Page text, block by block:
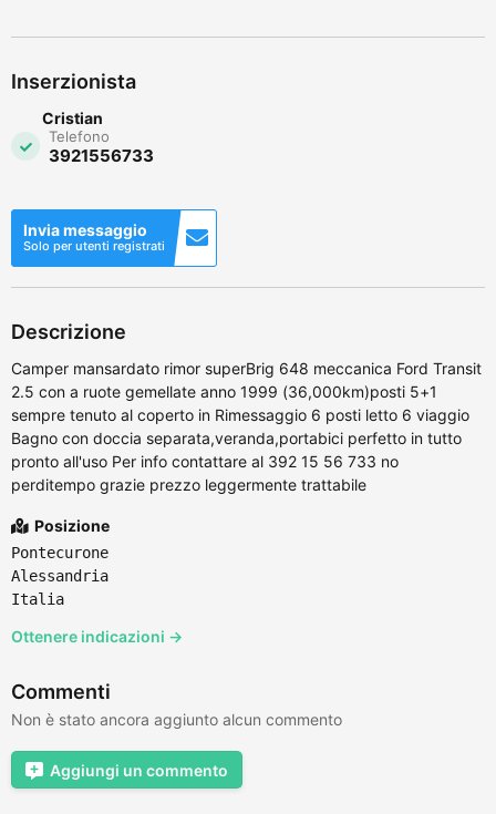
Inserzionista
Cristian
Telefono
3921556733
Invia messaggio
Solo per utenti registrati
Descrizione
Camper mansardato rimor superBrig 648 meccanica Ford Transit
2.5 con a ruote gemellate anno 1999 (36,000km)posti 5+1
sempre tenuto al coperto in Rimessaggio 6 posti letto 6 viaggio
Bagno con doccia separata,veranda,portabici perfetto in tutto
pronto all'uso Per info contattare al 392 15 56 733 no
perditempo grazie prezzo leggermente trattabile
Posizione
Pontecurone
Alessandria
Italia
Ottenere indicazioni →
Commenti
Non è stato ancora aggiunto alcun commento
Aggiungi un commento